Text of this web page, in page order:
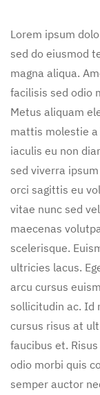
Lorem ipsum
sed do eiusmod
magna aliqua.
facilisis sed odio
Metus aliquam
mattis molestie
iaculis eu non
sed viverra
orci sagittis eu
vitae nunc sed
maecenas
scelerisque.
ultricies lacus.
arcu cursus
sollicitudin ac. Id
cursus risus at
faucibus et.
odio morbi quis
semper auctor